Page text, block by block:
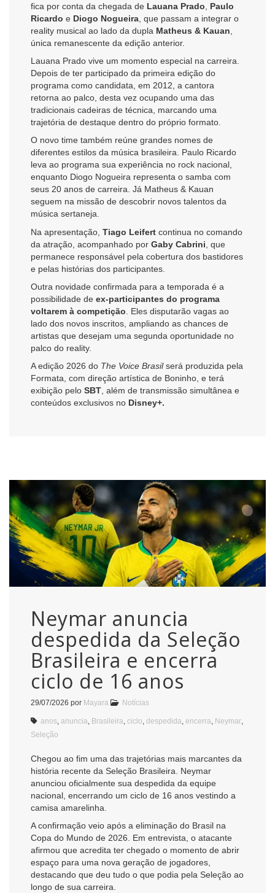
fica por conta da chegada de Lauana Prado
Paulo
Ricardo e Diogo Nogueira , que passam a integrar o
reality musical ao lado da dupla Matheus & Kauan
única remanescente da edição anterior.
Lauana Prado vive um momento especial na carreira.
Depois de ter participado da primeira edição do
programa como candidata, em 2012, a cantora
retorna ao palco, desta vez ocupando uma das
tradicionais cadeiras de técnica, marcando uma
trajetória de destaque dentro do próprio formato.
O novo time também reúne grandes nomes de
diferentes estilos da música brasileira. Paulo Ricardo
leva ao programa sua experiência no rock nacional,
enquanto Diogo Nogueira representa o samba com
seus 20 anos de carreira. Já Matheus & Kauan
seguem na missão de descobrir novos talentos da
música sertaneja.
Na apresentação, Tiago Leifert continua no comando
da atração, acompanhado por Gaby Cabrini , que
permanece responsável pela cobertura dos bastidores
e pelas histórias dos participantes.
Outra novidade confirmada para a temporada é a
possibilidade de ex-participantes do programa
voltarem à competição . Eles disputarão vagas ao
lado dos novos inscritos, ampliando as chances de
artistas que desejam uma segunda oportunidade no
palco do reality.
A edição 2026 do The Voice Brasilserá produzida pela
Formata, com direção artística de Boninho, e terá
exibição pelo SBT, além de transmissão simultânea e
conteúdos exclusivos no Disney+.
Neymar anuncia
despedida da Seleção
Brasileira e encerra
ciclo de 16 anos
29/07/2026 por Mayara Notícias
anos, anuncia, Brasileira, ciclo, despedida, encerra, Neymar,
Seleção
Chegou ao fim uma das trajetórias mais marcantes da
história recente da Seleção Brasileira. Neymar
anunciou oficialmente sua despedida da equipe
nacional, encerrando um ciclo de 16 anos vestindo a
camisa amarelinha.
A confirmação veio após a eliminação do Brasil na
Copa do Mundo de 2026. Em entrevista, o atacante
afirmou que acredita ter chegado o momento de abrir
espaço para uma nova geração de jogadores,
destacando que deu tudo o que podia pela Seleção ao
longo de sua carreira.